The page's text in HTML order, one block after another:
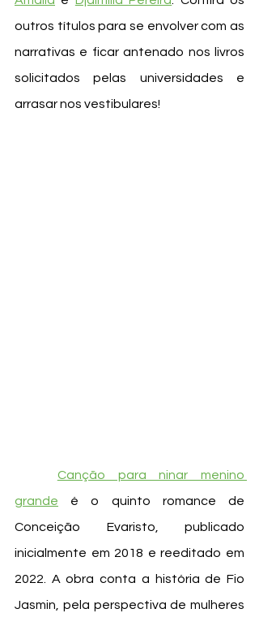
outros títulos para se envolver com as
narrativas e ficar antenado nos livros
solicitados pelas universidades e
arrasar nos vestibulares!
Canção para ninar menino
grande é o quinto romance de
Conceição Evaristo, publicado
inicialmente em 2018 e reeditado em
2022. A obra conta a história de Fio
Jasmin, pela perspectiva de mulheres